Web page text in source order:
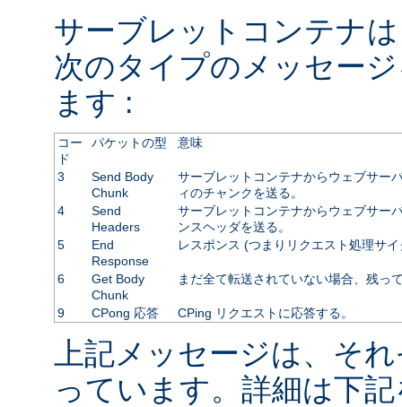
サーブレットコンテナ
次のタイプのメッセー
ます :
コー
ド
パケットの型 意味
3
Send Body
Chunk
サーブレットコンテナからウェブサー
ィのチャンクを送る。
4
Send
Headers
サーブレットコンテナからウェブサー
ンスヘッダを送る。
5
End
Response
レスポンス (つまりリクエスト処理サ
6
Get Body
Chunk
まだ全て転送されていない場合、残っ
9 CPong 応答 CPing リクエストに応答する。
上記メッセージは、そ
っています。詳細は下